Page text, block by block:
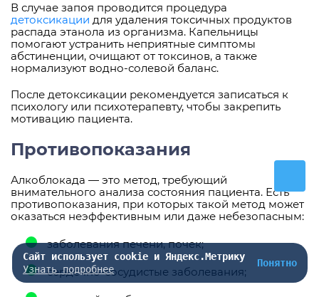
В случае запоя проводится процедура
детоксикации для удаления токсичных продуктов
распада этанола из организма. Капельницы
помогают устранить неприятные симптомы
абстиненции, очищают от токсинов, а также
нормализуют водно-солевой баланс.
После детоксикации рекомендуется записаться к
психологу или психотерапевту, чтобы закрепить
мотивацию пациента.
Противопоказания
Алкоблокада — это метод, требующий
внимательного анализа состояния пациента. Есть
противопоказания, при которых такой метод может
оказаться неэффективным или даже небезопасным:
заболевания печени, почек;
сердечно-сосудистые заболевания;
Сайт использует cookie и Яндекс.Метрику
Узнать подробнее
Понятно